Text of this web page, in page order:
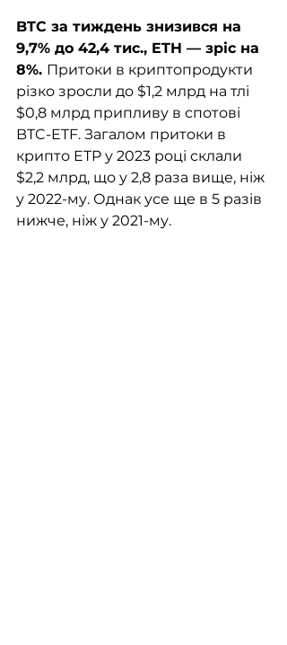
BTC за тиждень знизився на
9,7% до 42,4 тис., ETH — зріс на
8%. Притоки в криптопродукти
різко зросли до $1,2 млрд на тлі
$0,8 млрд припливу в спотові
BTC-ETF. Загалом притоки в
крипто ETP у 2023 році склали
$2,2 млрд, що у 2,8 раза вище, ніж
у 2022-му. Однак усе ще в 5 разів
нижче, ніж у 2021-му.